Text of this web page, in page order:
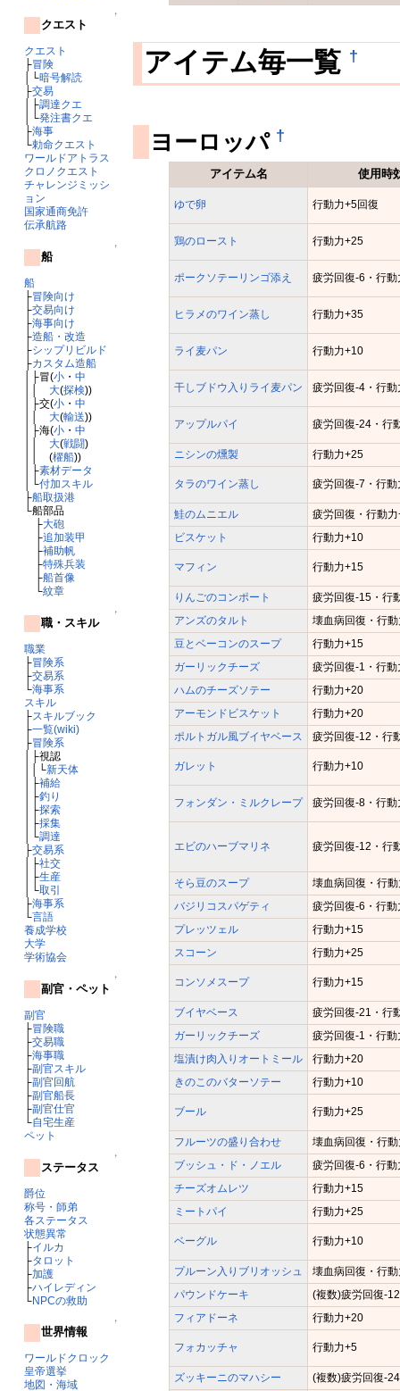
↑
クエスト
クエスト
├冒険
│└暗号解読
├交易
│├調達クエ
│└発注書クエ
├海事
└勅命クエスト
ワールドアトラス
クロノクエスト
チャレンジミッシ
ョン
国家通商免許
伝承航路
↑
船
船
├冒険向け
├交易向け
├海事向け
├造船・改造
├シップリビルド
├カスタム造船
│├冒(小・ 中
大(探検))
│├交(小・ 中
大(輸送))
│├海(小・ 中
大(戦闘)
││ (櫂船))
│├素材データ
│└付加スキル
├船取扱港
└船部品
├大砲
├追加装甲
├補助帆
├特殊兵装
├船首像
└紋章
↑
職・スキル
職業
├冒険系
├交易系
└海事系
スキル
├スキルブック
├一覧(wiki)
├冒険系
│├視認
││└新天体
│├補給
│├釣り
│├探索
│├採集
│└調達
├交易系
│├社交
│├生産
│└取引
├海事系
└言語
養成学校
大学
学術協会
↑
副官・ペット
副官
├冒険職
├交易職
├海事職
├副官スキル
├副官回航
├副官船長
├副官仕官
└自宅生産
ペット
↑
ステータス
爵位
称号・師弟
各ステータス
状態異常
├イルカ
├タロット
├加護
├ハイレディン
└NPCの救助
↑
世界情報
ワールドクロック
皇帝選挙
地図・海域
アイテム毎一覧 †
ヨーロッパ †
アイテム名 使用時
ゆで卵 行動力+5回復
鶏のロースト 行動力+25
ポークソテーリンゴ添え 疲労回復-6・行
ヒラメのワイン蒸し 行動力+35
ライ麦パン 行動力+10
干しブドウ入りライ麦パン 疲労回復-4・行
アップルパイ 疲労回復-24・行
ニシンの燻製 行動力+25
タラのワイン蒸し 疲労回復-7・行
鮭のムニエル
疲労回復・行動
ビスケット
行動力+10
マフィン 行動力+15
りんごのコンポート
疲労回復-15・行
アンズのタルト
壊血病回復・行
豆とベーコンのスープ
行動力+15
ガーリックチーズ
疲労回復-1・行動
ハムのチーズソテー
行動力+20
アーモンドビスケット
行動力+20
ポルトガル風ブイヤベース
疲労回復-12・行
ガレット 行動力+10
フォンダン・ミルクレープ 疲労回復-8・行
エビのハーブマリネ 疲労回復-12・行
そら豆のスープ
壊血病回復・行
バジリコスパゲティ
疲労回復-6・行
プレッツェル
行動力+15
スコーン
行動力+25
コンソメスープ 行動力+15
ブイヤベース
疲労回復-21・行
ガーリックチーズ
疲労回復-1・行動
塩漬け肉入りオートミール
行動力+20
きのこのバターソテー
行動力+10
ブール 行動力+25
フルーツの盛り合わせ
壊血病回復・行
ブッシュ・ド・ノエル
疲労回復-6・行
チーズオムレツ
行動力+15
ミートパイ
行動力+25
ベーグル 行動力+10
プルーン入りブリオッシュ
壊血病回復・行
パウンドケーキ
(複数)疲労回復-
フィアドーネ
行動力+20
フォカッチャ 行動力+5
ズッキーニのマハシー (複数)疲労回復-